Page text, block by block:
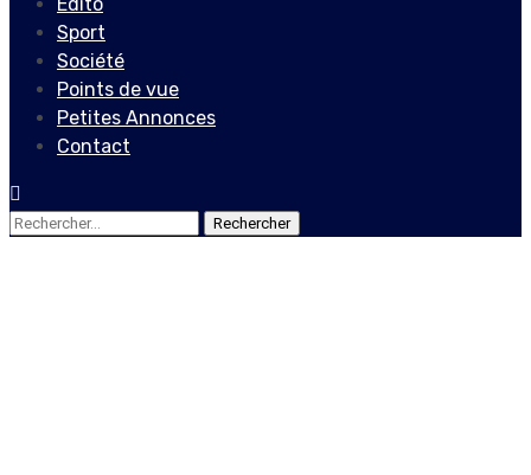
Sport
Société
Points de vue
Petites Annonces
Contact
Rechercher :